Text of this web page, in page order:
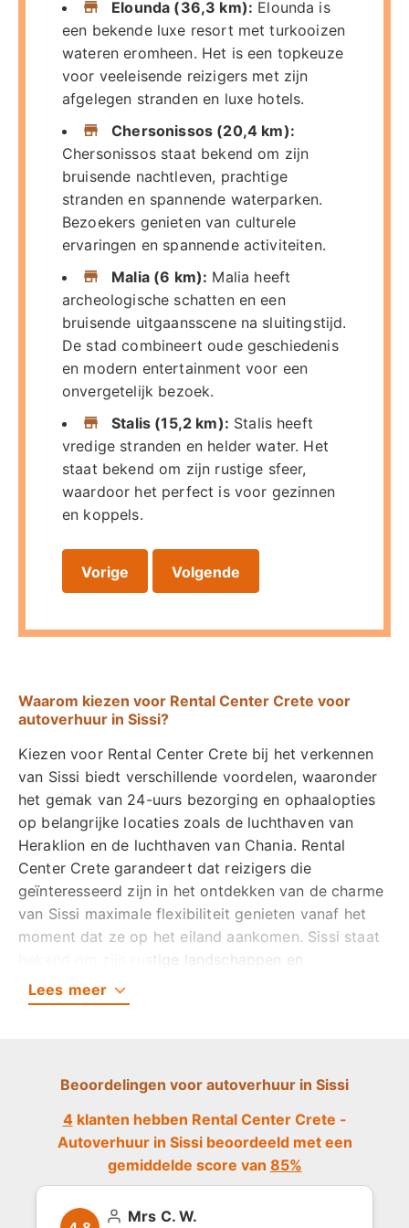
Elounda (36,3 km): Elounda is
een bekende luxe resort met turkooizen
wateren eromheen. Het is een topkeuze
voor veeleisende reizigers met zijn
afgelegen stranden en luxe hotels.
Chersonissos (20,4 km):
Chersonissos staat bekend om zijn
bruisende nachtleven, prachtige
stranden en spannende waterparken.
Bezoekers genieten van culturele
ervaringen en spannende activiteiten.
Malia (6 km): Malia heeft
archeologische schatten en een
bruisende uitgaansscene na sluitingstijd.
De stad combineert oude geschiedenis
en modern entertainment voor een
onvergetelijk bezoek.
Stalis (15,2 km): Stalis heeft
vredige stranden en helder water. Het
staat bekend om zijn rustige sfeer,
waardoor het perfect is voor gezinnen
en koppels.
Vorige Volgende
Waarom kiezen voor Rental Center Crete voor
autoverhuur in Sissi?
Kiezen voor Rental Center Crete bij het verkennen
van Sissi biedt verschillende voordelen, waaronder
het gemak van 24-uurs bezorging en ophaalopties
op belangrijke locaties zoals de luchthaven van
Heraklion en de luchthaven van Chania. Rental
Center Crete garandeert dat reizigers die
geïnteresseerd zijn in het ontdekken van de charme
van Sissi maximale flexibiliteit genieten vanaf het
moment dat ze op het eiland aankomen. Sissi staat
bekend om zijn rustige landschappen en
betoverende kustcharme, en profiteert van een
soepele transportervaring voor een volledige
Rental Center Crete adresseert zorgen over
betrouwbaarheid en veiligheid door een breed en
betrouwbaar aanbod van voertuigen te bieden. Het
voertuigenaanbod van het bedrijf garandeert
bezoekers een auto die past bij hun behoeften, van
compacte auto's voor het navigeren door smalle
dorpsstraten tot ruimere opties voor gezinnen. Elk
Lees meer
Beoordelingen voor autoverhuur in Sissi
4klanten hebben Rental Center Crete -
Autoverhuur in Sissi beoordeeld met een
gemiddelde score van 85%
Mrs C. W.